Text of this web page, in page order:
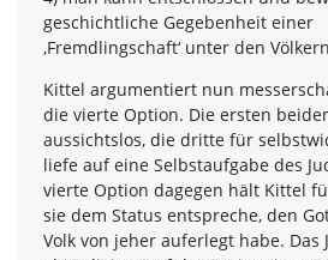
geschichtliche Gegebenheit einer
‚Fremdlingschaft‘ unter den
Kittel argumentiert nun
die vierte Option. Die ersten
aussichtslos, die dritte für
liefe auf eine Selbstaufgabe des
vierte Option dagegen hält Kittel
sie dem Status entspreche, den
Volk von jeher auferlegt habe.